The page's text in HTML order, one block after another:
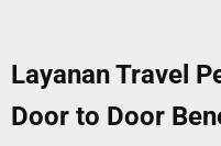
Layanan Travel
Door to Door